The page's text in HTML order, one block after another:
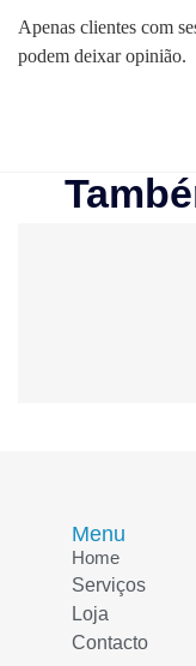
Apenas clientes com
podem deixar opinião.
Menu
Home
Serviços
Loja
Contacto